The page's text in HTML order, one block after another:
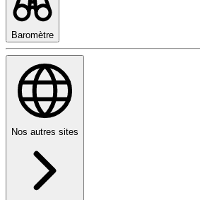
Baromètre
Nos autres sites